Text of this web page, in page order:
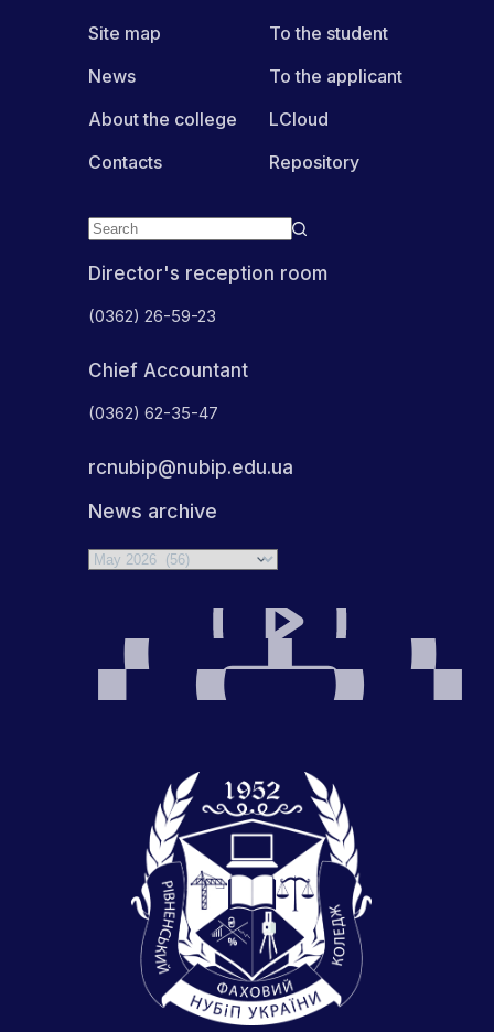
Director's reception room
(0362) 26-59-23
Chief Accountant
(0362) 62-35-47
rcnubip@nubip.edu.ua
News archive
Archives
Site map
News
About the college
Contacts
To the student
To the applicant
LCloud
Repository